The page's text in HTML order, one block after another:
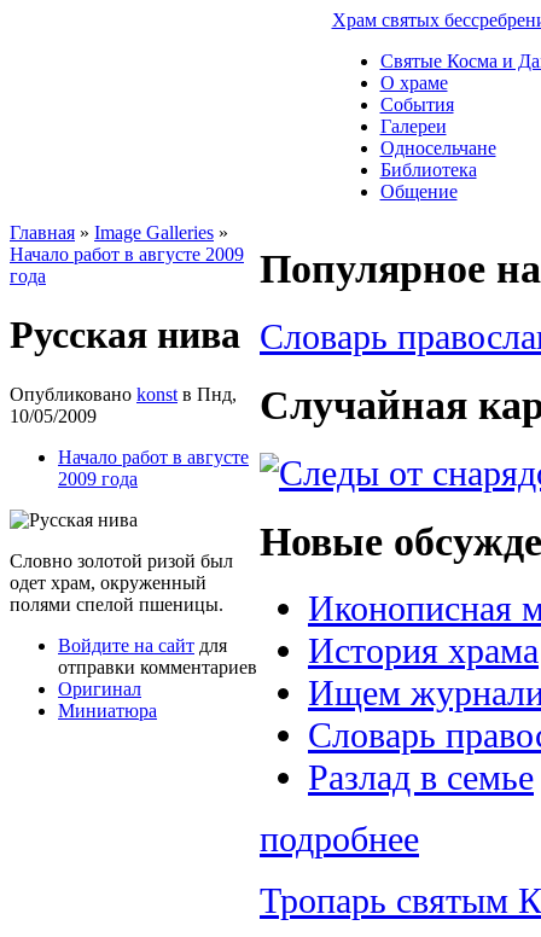
Храм святых
Святые Косма и
О храме
События
Галереи
Односельчане
Библиотека
Общение
Главная » Image Galleries »
Начало работ в августе 2009
года
Русская нива
Опубликовано konst в Пнд,
10/05/2009
Начало работ в августе
2009 года
Словно золотой ризой был
одет храм, окруженный
полями спелой пшеницы.
Войдите на сайт для
отправки комментариев
Оригинал
Миниатюра
Популярное
Словарь
Случайная
Новые
Иконописная
История храма
Ищем
Словарь
Разлад в семье
подробнее
Тропарь святым